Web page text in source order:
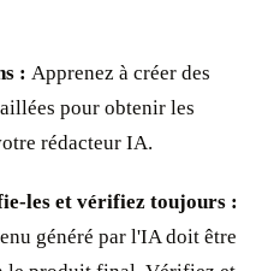
: Apprenez à créer des
pour obtenir les
rédacteur IA.
les et vérifiez toujours :
généré par l'IA doit être